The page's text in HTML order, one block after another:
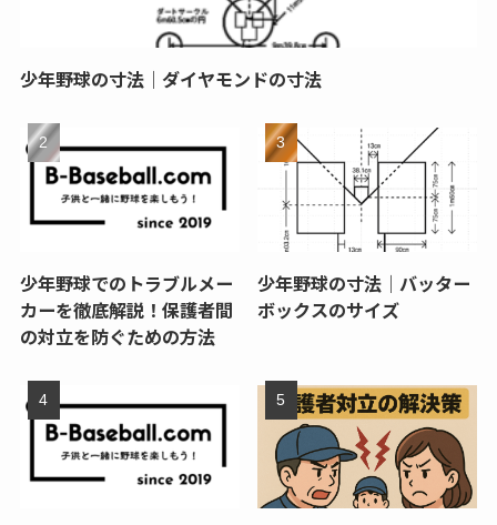
少年野球の寸法｜ダイヤモンドの寸法
少年野球でのトラブルメー
カーを徹底解説！保護者間
の対立を防ぐための方法
少年野球の寸法｜バッター
ボックスのサイズ